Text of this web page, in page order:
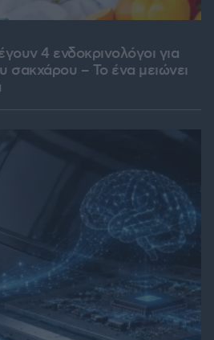
4 ενδοκρινολόγοι για
σακχάρου – Το ένα μειώνει